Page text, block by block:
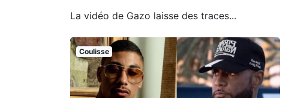
La vidéo de Gazo laisse des traces...
Coulisse